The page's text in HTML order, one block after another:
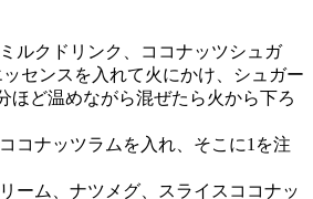
ルクドリンク、ココナッツシュガ
センスを入れて火にかけ、シュガー
ほど温めながら混ぜたら火から下ろ
コナッツラムを入れ、そこに1を注
ーム、ナツメグ、スライスココナッ